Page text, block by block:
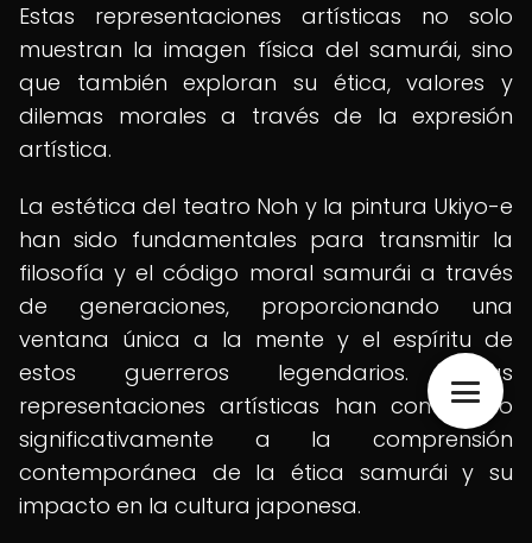
Estas representaciones artísticas no solo
muestran la imagen física del samurái, sino
que también exploran su ética, valores y
dilemas morales a través de la expresión
artística.
La estética del teatro Noh y la pintura Ukiyo-e
han sido fundamentales para transmitir la
filosofía y el código moral samurái a través
de generaciones, proporcionando una
ventana única a la mente y el espíritu de
estos guerreros legendarios. Estas
representaciones artísticas han contribuido
significativamente a la comprensión
contemporánea de la ética samurái y su
impacto en la cultura japonesa.